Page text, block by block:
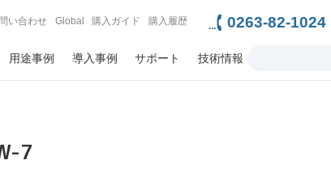
い合わせ Global 購入ガイド 購入履歴 0263-82-1024
用途事例 導入事例 サポート 技術情報
7